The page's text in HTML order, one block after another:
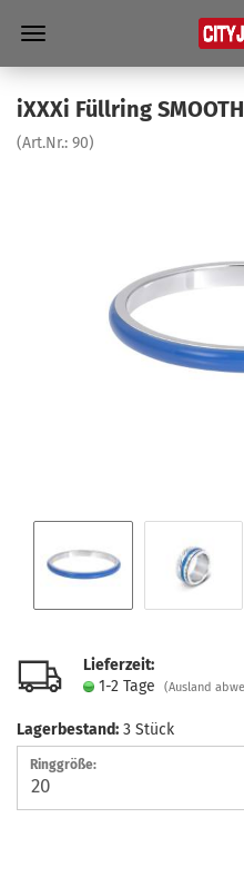
iXXXi Füll­ring
(Art.Nr.: 90)
Lieferzeit:
1-2 Tage
(Ausland
Lagerbestand: 3 Stück
Ringgröße: